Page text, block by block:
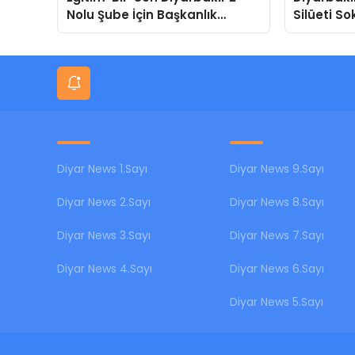
Nolu Şube İçin Başkanlık
Adaylığı Duyuruldu
Silüeti
Ardında
Diyar News 1.Sayı
Diyar News 2.Sayı
Diyar News 3.Sayı
Diyar News 4.Sayı
Diyar News 9.Sayı
Diyar News 8.Sayı
Diyar News 7.Sayı
Diyar News 6.Sayı
Diyar News 5.Sayı